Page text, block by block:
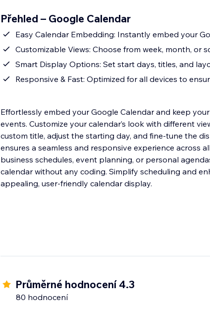
Přehled – Google Calendar
Easy Calendar Embedding: Instantly embed your
Customizable Views: Choose from week, month, or
Smart Display Options: Set start days, titles, and
Responsive & Fast: Optimized for all devices to
Effortlessly embed your Google Calendar and keep
events. Customize your calendar’s look with different
custom title, adjust the starting day, and fine-tune the
ensures a seamless and responsive experience across
business schedules, event planning, or personal
calendar without any coding. Simplify scheduling and
appealing, user-friendly calendar display.
Průměrné hodnocení 4.3
80 hodnocení